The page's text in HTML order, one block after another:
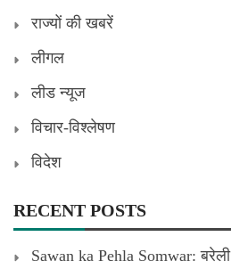
राज्यों की खबरें
लीगल
लीड न्यूज
विचार-विश्लेषण
विदेश
RECENT POSTS
Sawan ka Pehla Somwar: